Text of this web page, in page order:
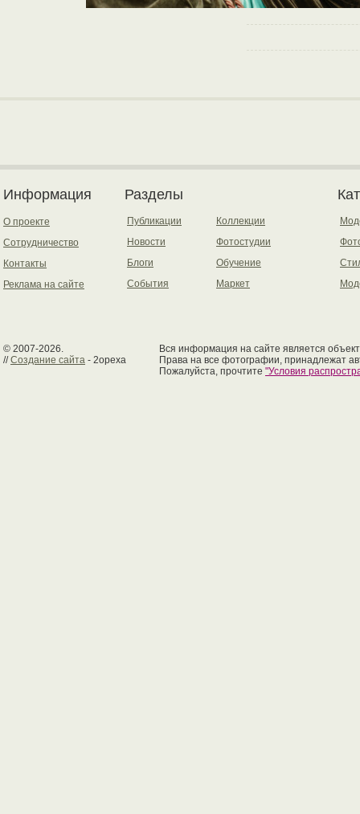
Информация
О проекте
Сотрудничество
Контакты
Реклама на сайте
Разделы
Публикации
Новости
Блоги
События
Коллекции
Фотостудии
Обучение
Маркет
© 2007-2026.
//Создание сайта - 2opexa
Вся информация на сайте является
Права на все фотографии, принадлежат
Пожалуйста, прочтите "Условия